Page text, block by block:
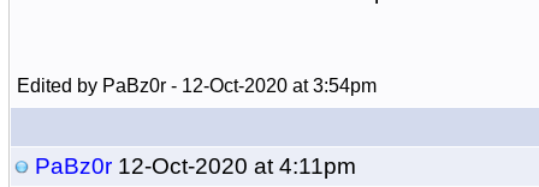
Edited by PaBz0r - 12-Oct-2020 at 3:54pm
PaBz0r12-Oct-2020 at 4:11pm